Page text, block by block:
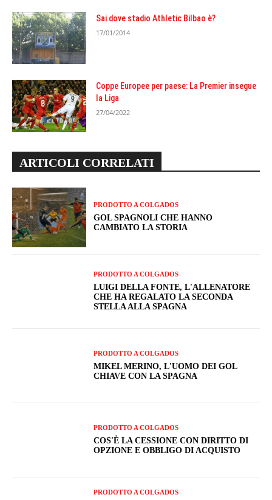
Sai dove stadio Athletic Bilbao è?
17/01/2014
Coppe Europee per paese: La Premier insegue
la Liga
27/04/2022
ARTICOLI CORRELATI
PRODOTTO A COLGADOS
GOL SPAGNOLI CHE HANNO
CAMBIATO LA STORIA
PRODOTTO A COLGADOS
LUIGI DELLA FONTE, L'ALLENATORE
CHE HA REGALATO LA SECONDA
STELLA ALLA SPAGNA
PRODOTTO A COLGADOS
MIKEL MERINO, L'UOMO DEI GOL
CHIAVE CON LA SPAGNA
PRODOTTO A COLGADOS
COS'È LA CESSIONE CON DIRITTO DI
OPZIONE E OBBLIGO DI ACQUISTO
PRODOTTO A COLGADOS